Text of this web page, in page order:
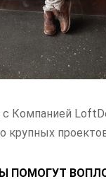
с Компанией
крупных
ПОМОГУТ